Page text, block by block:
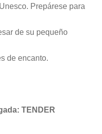
Prepárese para
de su pequeño
de encanto.
TENDER